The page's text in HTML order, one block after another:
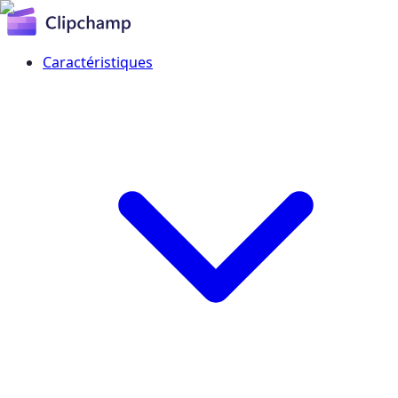
Caractéristiques